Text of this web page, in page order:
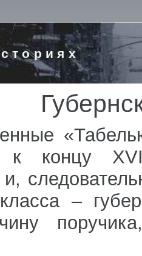
к концу
–